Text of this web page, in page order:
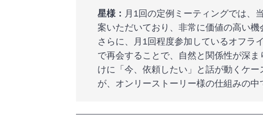
星様： 月1回の定例ミーティングでは、
案いただいており、非常に価値の高い機
さらに、月1回程度参加しているオフラ
で再会することで、自然と関係性が深
けに「今、依頼したい」と話が動くケ
が、オンリーストーリー様の仕組みの中